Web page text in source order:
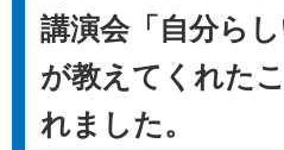
講演会「自分ら
が教えてくれた
れました。